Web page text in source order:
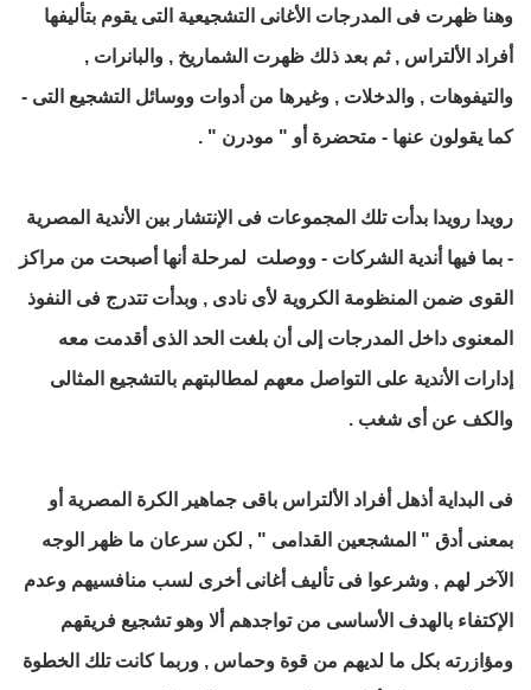
وهنا ظهرت فى المدرجات الأغانى التشجيعية التى يقوم بتأليفها
أفراد الألتراس , ثم بعد ذلك ظهرت الشماريخ , والبانرات ,
والتيفوهات , والدخلات , وغيرها من أدوات ووسائل التشجيع التى -
كما يقولون عنها - متحضرة أو " مودرن " .
رويدا رويدا بدأت تلك المجموعات فى الإنتشار بين الأندية المصرية
- بما فيها أندية الشركات - ووصلت لمرحلة أنها أصبحت من مراكز
القوى ضمن المنظومة الكروية لأى نادى , وبدأت تتدرج فى النفوذ
المعنوى داخل المدرجات إلى أن بلغت الحد الذى أقدمت معه
إدارات الأندية على التواصل معهم لمطالبتهم بالتشجيع المثالى
والكف عن أى شغب .
فى البداية أذهل أفراد الألتراس باقى جماهير الكرة المصرية أو
بمعنى أدق " المشجعين القدامى " , لكن سرعان ما ظهر الوجه
الآخر لهم , وشرعوا فى تأليف أغانى أخرى لسب منافسيهم وعدم
الإكتفاء بالهدف الأساسى من تواجدهم ألا وهو تشجيع فريقهم
ومؤازرته بكل ما لديهم من قوة وحماس , وربما كانت تلك الخطوة